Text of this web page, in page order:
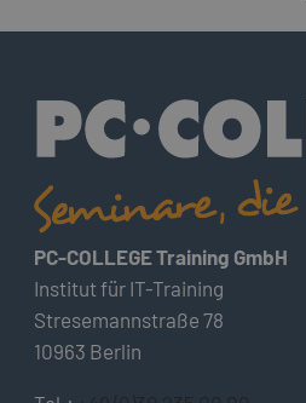
PC-COLLEGE Training GmbH
Institut für IT-Training
Stresemannstraße 78
10963 Berlin